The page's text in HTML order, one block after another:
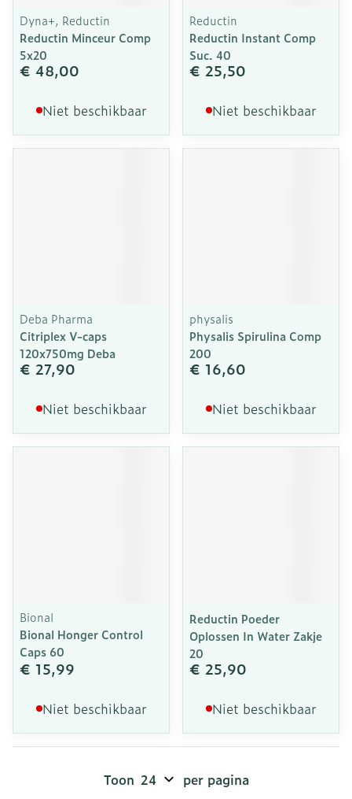
Dyna+, Reductin
Reductin Minceur Comp
5x20
€ 48,00
Niet beschikbaar
Reductin
Reductin Instant Comp
Suc. 40
€ 25,50
Niet beschikbaar
Deba Pharma
Citriplex V-caps
120x750mg Deba
€ 27,90
Niet beschikbaar
physalis
Physalis Spirulina Comp
200
€ 16,60
Niet beschikbaar
Bional
Bional Honger Control
Caps 60
€ 15,99
Niet beschikbaar
Reductin Poeder
Oplossen In Water Zakje
20
€ 25,90
Niet beschikbaar
Toon per pagina